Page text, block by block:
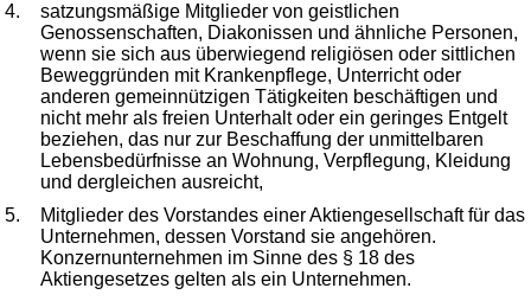
4.
satzungsmäßige Mitglieder von geistlichen
Genossenschaften, Diakonissen und ähnliche Personen,
wenn sie sich aus überwiegend religiösen oder sittlichen
Beweggründen mit Krankenpflege, Unterricht oder
anderen gemeinnützigen Tätigkeiten beschäftigen und
nicht mehr als freien Unterhalt oder ein geringes Entgelt
beziehen, das nur zur Beschaffung der unmittelbaren
Lebensbedürfnisse an Wohnung, Verpflegung, Kleidung
und dergleichen ausreicht,
5.
Mitglieder des Vorstandes einer Aktiengesellschaft für das
Unternehmen, dessen Vorstand sie angehören.
Konzernunternehmen im Sinne des § 18 des
Aktiengesetzes gelten als ein Unternehmen.